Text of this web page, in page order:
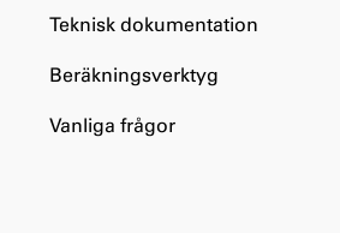
Teknisk dokumentation
Beräkningsverktyg
Vanliga frågor